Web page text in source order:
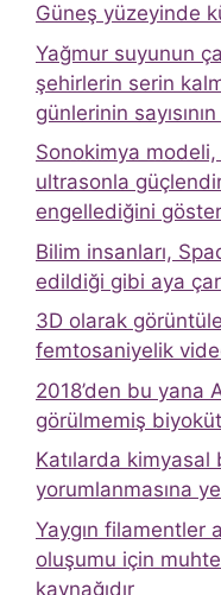
Güneş yüzeyinde
Yağmur suyunun
şehirlerin serin
günlerinin
Sonokimya modeli,
ultrasonla
engellediğini
Bilim insanları,
edildiği gibi aya
3D olarak
femtosaniyelik
2018’den bu yana
görülmemiş
Katılarda kimyasal
yorumlanmasına
Yaygın filamentler
oluşumu için
kaynağıdır